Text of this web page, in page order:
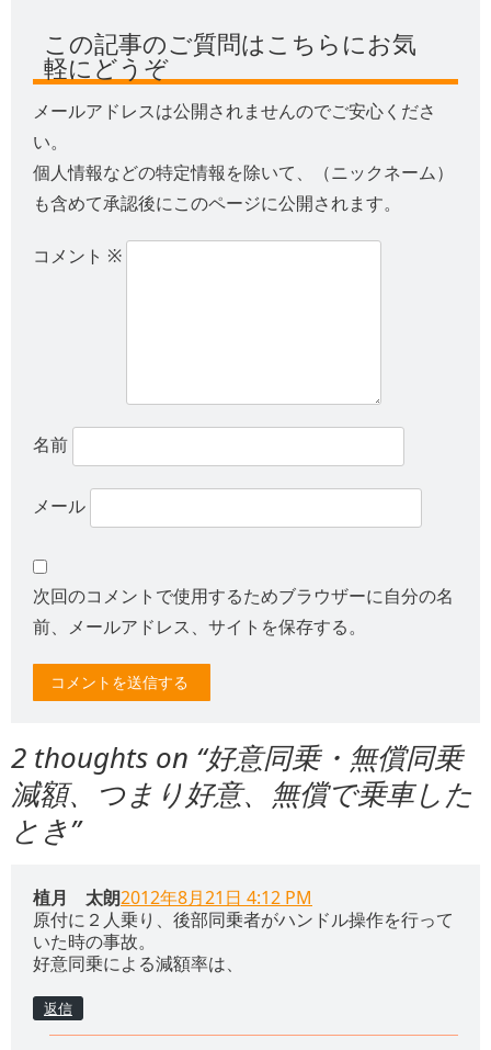
この記事のご質問はこちらにお気
軽にどうぞ
メールアドレスは公開されませんのでご安心くださ
い。
個人情報などの特定情報を除いて、（ニックネーム）
も含めて承認後にこのページに公開されます。
コメント ※
名前
メール
次回のコメントで使用するためブラウザーに自分の名
前、メールアドレス、サイトを保存する。
2 thoughts on “好意同乗・無償同乗
減額、つまり好意、無償で乗車した
とき”
植月 太朗2012年8月21日 4:12 PM
原付に２人乗り、後部同乗者がハンドル操作を行って
いた時の事故。
好意同乗による減額率は、
返信